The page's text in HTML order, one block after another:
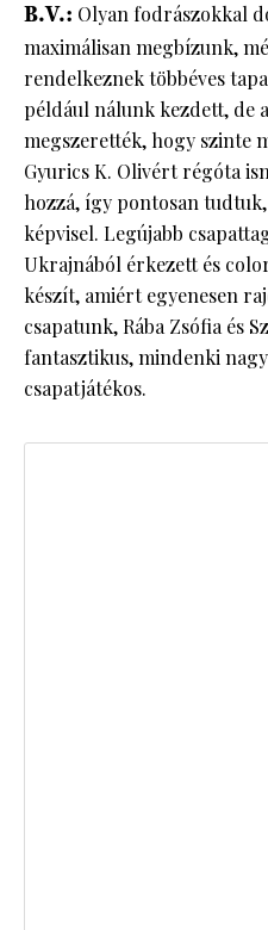
B.V.: Olyan fodrászokkal
maximálisan megbízunk,
rendelkeznek többéves
például nálunk kezdett, de
megszerették, hogy szinte
Gyurics K. Olivért régóta
hozzá, így pontosan
képvisel. Legújabb
Ukrajnából érkezett és
készít, amiért egyenesen
csapatunk, Rába Zsófia és
fantasztikus, mindenki
csapatjátékos.